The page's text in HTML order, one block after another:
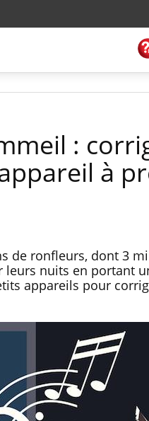
:
à
de ronfleurs, dont 3
leurs nuits en portant
appareils pour
Pourquoi
gâche-t-il les
jours de vos